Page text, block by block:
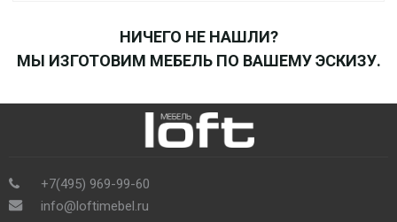
НИЧЕГО НЕ НАШЛИ?
МЫ ИЗГОТОВИМ МЕБЕЛЬ ПО ВАШЕМУ ЭСКИЗУ.
+7(495) 969-99-60
info@loftimebel.ru